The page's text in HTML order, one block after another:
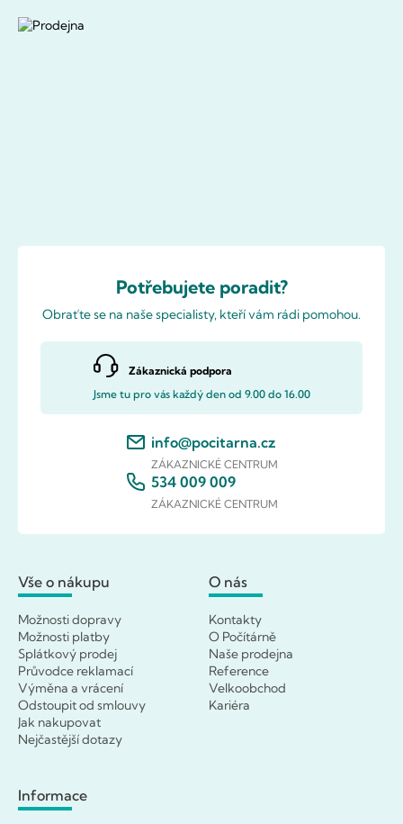
Potřebujete poradit?
Obraťte se na naše specialisty, kteří vám rádi pomohou.
Zákaznická podpora
Jsme tu pro vás každý den od 9.00 do 16.00
info@pocitarna.cz
ZÁKAZNICKÉ CENTRUM
534 009 009
ZÁKAZNICKÉ CENTRUM
Vše o nákupu
Možnosti dopravy
Možnosti platby
Splátkový prodej
Průvodce reklamací
Výměna a vrácení
Odstoupit od smlouvy
Jak nakupovat
Nejčastější dotazy
O nás
Kontakty
O Počítárně
Naše prodejna
Reference
Velkoobchod
Kariéra
Informace